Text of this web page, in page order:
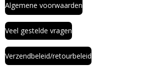
Algemene voorwaarden
Veel gestelde vragen
Verzendbeleid/retourbeleid